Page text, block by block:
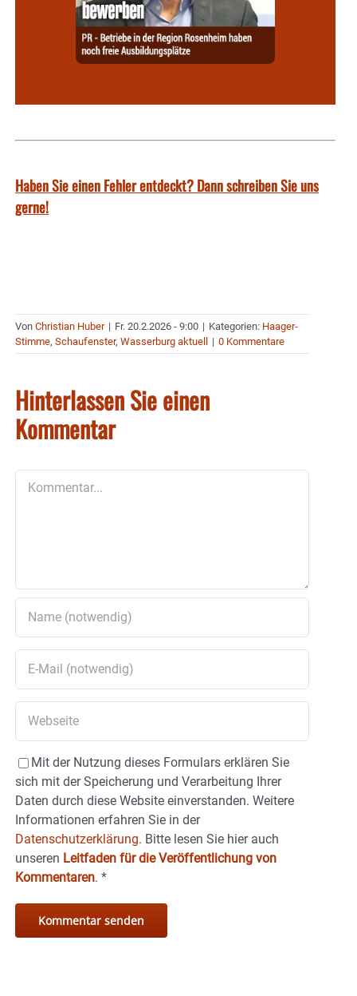
Haben Sie einen Fehler entdeckt? Dann schreiben Sie uns
gerne!
Von Christian Huber | Fr. 20.2.2026 - 9:00 | Kategorien: Haager-
Stimme, Schaufenster, Wasserburg aktuell | 0 Kommentare
Hinterlassen Sie einen
Kommentar
Mit der Nutzung dieses Formulars erklären Sie
sich mit der Speicherung und Verarbeitung Ihrer
Daten durch diese Website einverstanden. Weitere
Informationen erfahren Sie in der
Datenschutzerklärung. Bitte lesen Sie hier auch
unseren Leitfaden für die Veröffentlichung von
Kommentaren. *